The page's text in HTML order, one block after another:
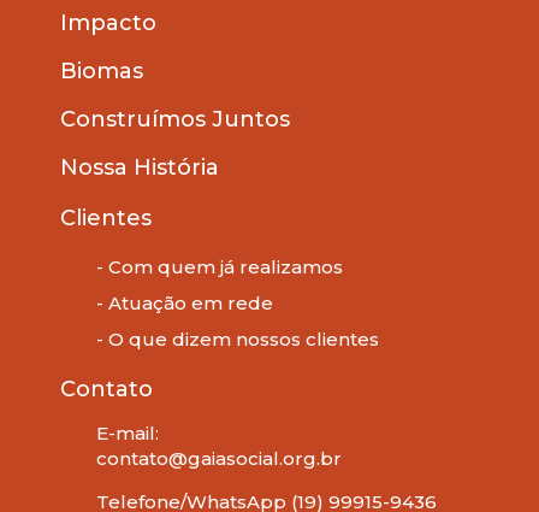
Impacto
Biomas
Construímos Juntos
Nossa História
Clientes
- Com quem já realizamos
- Atuação em rede
- O que dizem nossos clientes
Contato
E-mail:
contato@gaiasocial.org.br
Telefone/WhatsApp (19) 99915-9436